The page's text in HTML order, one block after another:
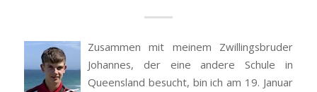
Zusammen mit meinem Zwillingsbruder
Johannes, der eine andere Schule in
Queensland besucht, bin ich am 19. Januar